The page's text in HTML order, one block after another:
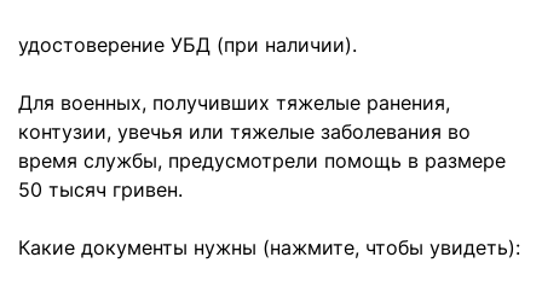
удостоверение УБД (при наличии).
Для военных, получивших тяжелые ранения,
контузии, увечья или тяжелые заболевания во
время службы, предусмотрели помощь в размере
50 тысяч гривен.
Какие документы нужны (нажмите, чтобы увидеть):